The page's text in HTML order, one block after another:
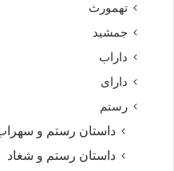
تهمورث
جمشید
داراب
دارای
رستم
داستان رستم و
داستان رستم و شغاد